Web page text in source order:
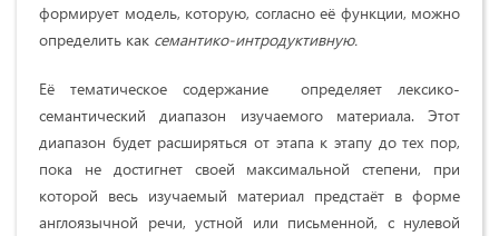
формирует модель, которую, согласно её функции, можно
определить как семантико-интродуктивную.
Её тематическое содержание определяет лексико-
семантический диапазон изучаемого материала. Этот
диапазон будет расширяться от этапа к этапу до тех пор,
пока не достигнет своей максимальной степени, при
которой весь изучаемый материал предстаёт в форме
англоязычной речи, устной или письменной, с нулевой